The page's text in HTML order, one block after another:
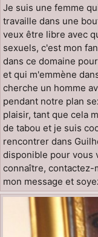
Je suis une femme
travaille dans une
veux être libre avec
sexuels, c'est mon
dans ce domaine
et qui m'emmène
cherche un homme
pendant notre plan
plaisir, tant que cela
de tabou et je suis
rencontrer dans
disponible pour vous
connaître, contactez-
mon message et